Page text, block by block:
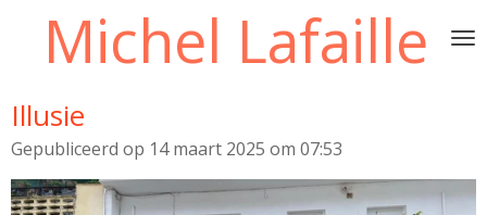
hoofdinhoud
Michel Lafaille
Illusie
Gepubliceerd op 14 maart 2025 om 07:53